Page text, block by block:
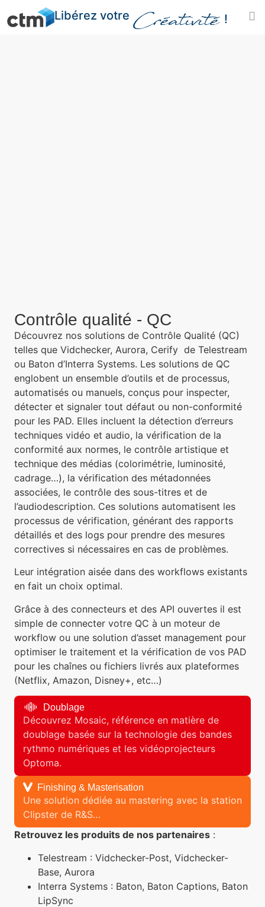
Libérez votre Créativité !
Contrôle qualité - QC
Découvrez nos solutions de Contrôle Qualité (QC)
telles que Vidchecker, Aurora, Cerify de Telestream
ou Baton d’Interra Systems. Les solutions de QC
englobent un ensemble d’outils et de processus,
automatisés ou manuels, conçus pour inspecter,
détecter et signaler tout défaut ou non-conformité
pour les PAD. Elles incluent la détection d’erreurs
techniques vidéo et audio, la vérification de la
conformité aux normes, le contrôle artistique et
technique des médias (colorimétrie, luminosité,
cadrage…), la vérification des métadonnées
associées, le contrôle des sous-titres et de
l’audiodescription. Ces solutions automatisent les
processus de vérification, générant des rapports
détaillés et des logs pour prendre des mesures
correctives si nécessaires en cas de problèmes.
Leur intégration aisée dans des workflows existants
en fait un choix optimal.
Grâce à des connecteurs et des API ouvertes il est
simple de connecter votre QC à un moteur de
workflow ou une solution d’asset management pour
optimiser le traitement et la vérification de vos PAD
pour les chaînes ou fichiers livrés aux plateformes
(Netflix, Amazon, Disney+, etc…)
Doublage
Découvrez Mosaic, référence en matière de
doublage basée sur la technologie des bandes
rythmo numériques et les vidéoprojecteurs
Optoma.
Finishing & Masterisation
Une solution dédiée au mastering avec la station
Clipster de R&S…
Retrouvez les produits de nos partenaires :
Telestream : Vidchecker-Post, Vidchecker-
Base, Aurora
Interra Systems : Baton, Baton Captions, Baton
LipSync